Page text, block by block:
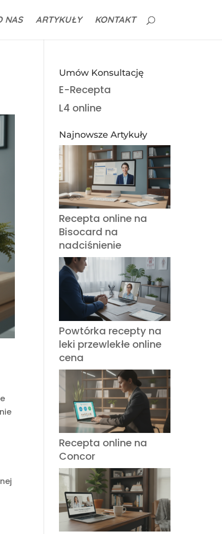
NAS ARTYKUŁY KONTAKT
Umów Konsultację
E-Recepta
L4 online
Najnowsze Artykuły
Recepta online na
Bisocard na
nadciśnienie
Powtórka recepty na
leki przewlekłe online
cena
Recepta online na
Concor